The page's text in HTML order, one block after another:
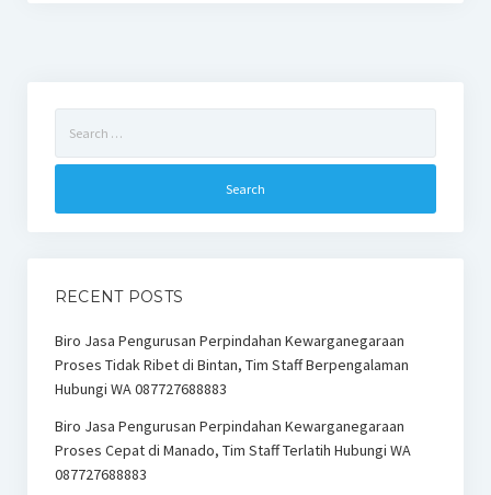
for:
RECENT POSTS
Biro Jasa Pengurusan Perpindahan Kewarganegaraan
Proses Tidak Ribet di Bintan, Tim Staff Berpengalaman
Hubungi WA 087727688883
Biro Jasa Pengurusan Perpindahan Kewarganegaraan
Proses Cepat di Manado, Tim Staff Terlatih Hubungi WA
087727688883